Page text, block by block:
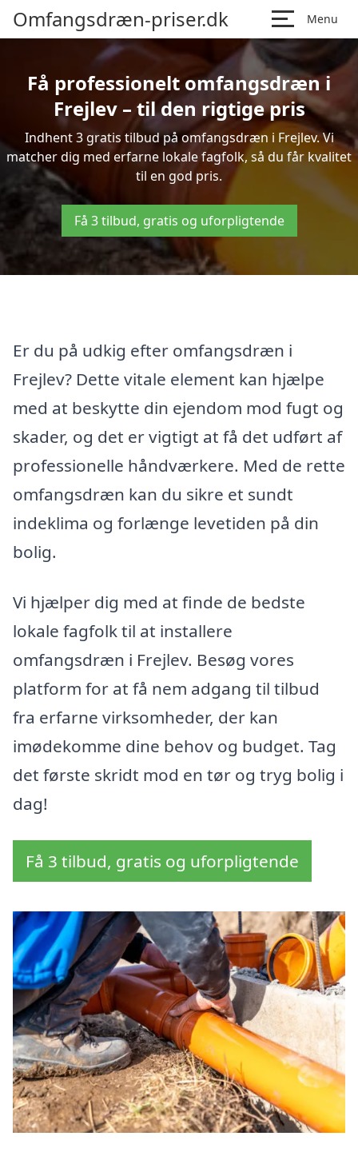
Omfangsdræn-priser.dk Menu
Få professionelt omfangsdræn i
Frejlev – til den rigtige pris
Indhent 3 gratis tilbud på omfangsdræn i Frejlev. Vi
matcher dig med erfarne lokale fagfolk, så du får kvalitet
til en god pris.
Få 3 tilbud, gratis og uforpligtende
Er du på udkig efter omfangsdræn i
Frejlev? Dette vitale element kan hjælpe
med at beskytte din ejendom mod fugt og
skader, og det er vigtigt at få det udført af
professionelle håndværkere. Med de rette
omfangsdræn kan du sikre et sundt
indeklima og forlænge levetiden på din
bolig.
Vi hjælper dig med at finde de bedste
lokale fagfolk til at installere
omfangsdræn i Frejlev. Besøg vores
platform for at få nem adgang til tilbud
fra erfarne virksomheder, der kan
imødekomme dine behov og budget. Tag
det første skridt mod en tør og tryg bolig i
dag!
Få 3 tilbud, gratis og uforpligtende